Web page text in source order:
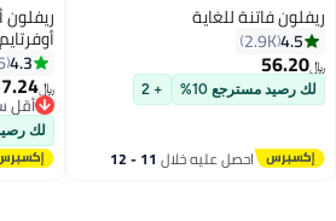
19
ريفلون فاتنة للغاية
4.5
2.9K
﷼‏56.20
لك رصيد مسترجع 10% + 2
احصل عليه خلال 11 - 12
أوفرتايم 280 ستاي كورانت
4.3
﷼‏
أقل
أقل
لك رصيد